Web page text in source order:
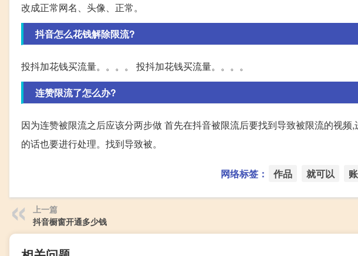
改成正常网名、头像、正常。
抖音怎么花钱解除限流?
投抖加花钱买流量。。。。 投抖加花钱买流量。。。。
连赞限流了怎么办?
因为连赞被限流之后应该分两步做 首先在抖音被限流后要找到导致被限流的视
的话也要进行处理。找到导致被。
网络标签： 作品 就可以
上一篇
抖音橱窗开通多少钱